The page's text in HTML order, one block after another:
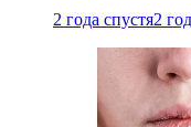
2 года спустя2